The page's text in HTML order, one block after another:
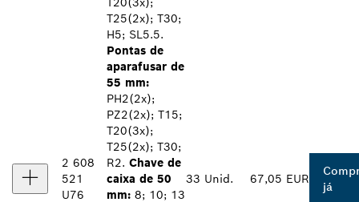
2 608
521
U76
T25(2x); T30;
H5; SL5.5.
Pontas de
aparafusar de
55 mm:
PH2(2x);
PZ2(2x); T15;
T20(3x);
T25(2x); T30;
R2. Chave de
caixa de 50
mm: 8; 10; 13
33 Unid. 67,05 EUR
já